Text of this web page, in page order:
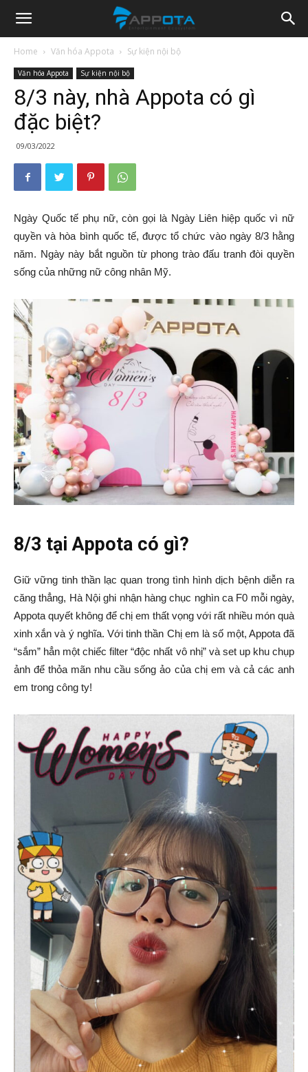
Appota
News
Home Văn hóa Appota Sự kiện nội bộ
Văn hóa Appota Sự kiện nội bộ
8/3 này, nhà Appota có gì
đặc biệt?
09/03/2022
Ngày Quốc tế phụ nữ, còn gọi là Ngày Liên hiệp quốc vì nữ
quyền và hòa bình quốc tế, được tổ chức vào ngày 8/3 hằng
năm. Ngày này bắt nguồn từ phong trào đấu tranh đòi quyền
sống của những nữ công nhân Mỹ.
8/3 tại Appota có gì?
Giữ vững tinh thần lạc quan trong tình hình dịch bệnh diễn ra
căng thẳng, Hà Nội ghi nhận hàng chục nghìn ca F0 mỗi ngày,
Appota quyết không để chị em thất vọng với rất nhiều món quà
xinh xắn và ý nghĩa. Với tinh thần Chị em là số một, Appota đã
“sắm” hẳn một chiếc filter “độc nhất vô nhị” và set up khu chụp
ảnh để thỏa mãn nhu cầu sống ảo của chị em và cả các anh
em trong công ty!